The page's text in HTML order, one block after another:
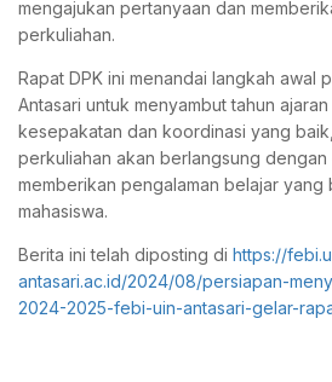
mengajukan pertanyaan dan
perkuliahan.
Rapat DPK ini menandai langkah awal
Antasari untuk menyambut tahun
kesepakatan dan koordinasi yang
perkuliahan akan berlangsung dengan
memberikan pengalaman belajar yang
mahasiswa.
Berita ini telah diposting di https://
antasari.ac.id/2024/08/persiapan-
2024-2025-febi-uin-antasari-gelar-